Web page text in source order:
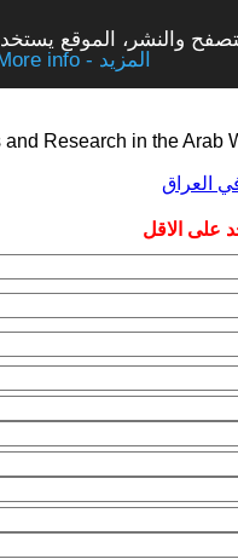
والنشر، الموقع
More info - المزيد
Research in the Arab
على الاقل